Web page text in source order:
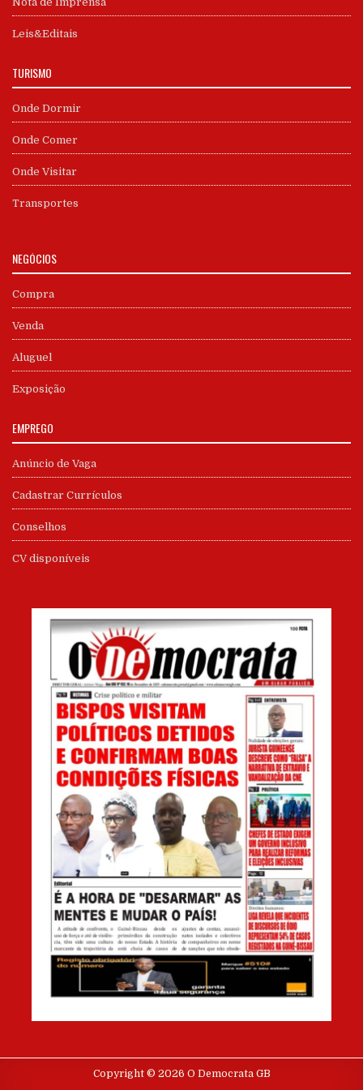
Leis&Editais
TURISMO
Onde Dormir
Onde Comer
Onde Visitar
Transportes
NEGÓCIOS
Compra
Venda
Aluguel
Exposição
EMPREGO
Anúncio de Vaga
Cadastrar Currículos
Conselhos
CV disponíveis
Copyright © 2026 O Democrata GB